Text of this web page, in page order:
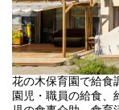
花の木保育園で給食
園児・職員の給食、